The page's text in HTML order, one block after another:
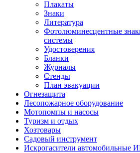
Плакаты
Знаки
Литература
Фотолюминесцентные
системы
Удостоверения
Бланки
Журналы
Стенды
План эвакуации
Огнезащита
Лесопожарное оборудование
Мотопомпы и насосы
Туризм и отдых
Хозтовары
Садовый инструмент
Искрогасители автомобильные